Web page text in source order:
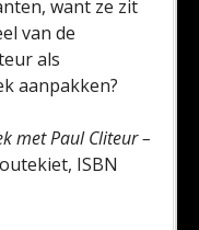
want ze zit
van de
als
aanpakken?
met Paul Cliteur –
ISBN